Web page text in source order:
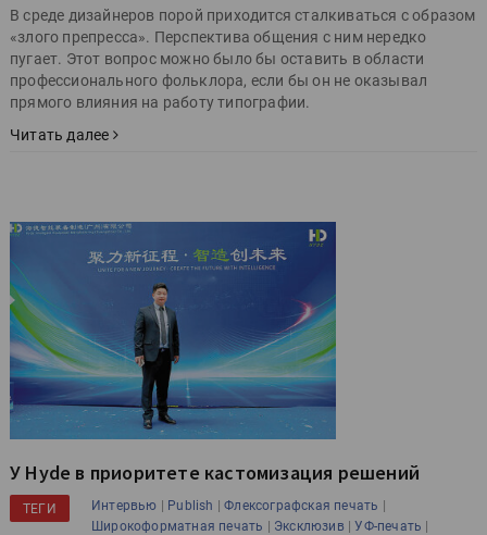
В среде дизайнеров порой приходится сталкиваться с образом
«злого препресса». Перспектива общения с ним нередко
пугает. Этот вопрос можно было бы оставить в области
профессионального фольклора, если бы он не оказывал
прямого влияния на работу типографии.
Читать далее
У Hyde в приоритете кастомизация решений
ТЕГИ Интервью | Publish |Флексографская печать |
Широкоформатная печать | Эксклюзив |УФ-печать |